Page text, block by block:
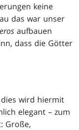
keine
das war unser
aufbauen
dass die Götter
wird hiermit
elegant – zum
Große,